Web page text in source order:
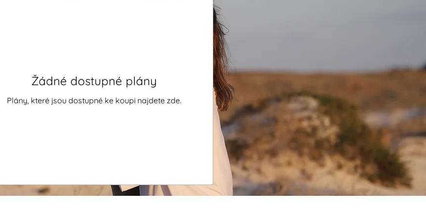
Žádné dostupné plány
Plány, které jsou dostupné ke koupi najdete zde.